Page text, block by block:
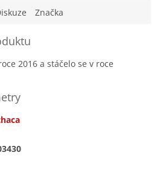
Značka
2016 a stáčelo se v roce